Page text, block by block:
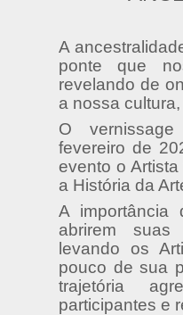
A
ponte que
revelando de
a nossa
O
fevereiro de
evento o
a História da
A importância
abrirem
levando os
pouco de sua
trajetória
participantes e